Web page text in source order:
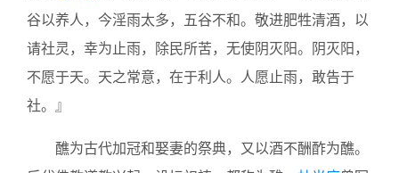
谷以养人，今淫雨太多，五谷不和。敬进肥牲清酒，以
请社灵，幸为止雨，除民所苦，无使阴灭阳。阴灭阳，
不愿于天。天之常意，在于利人。人愿止雨，敢告于
社。』
醮为古代加冠和娶妻的祭典，又以酒不酬酢为醮。